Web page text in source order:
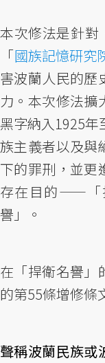
本次修法是針對
「國族記憶研究
害波蘭人民的歷
力。本次修法擴
黑字納入1925年
族主義者以及與
下的罪刑，並更
存在目的——「
譽」。
在「捍衛名譽」
的第55條增修條
聲稱波蘭民族或